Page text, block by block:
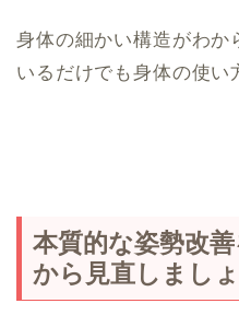
身体の細かい構造がわか
いるだけでも身体の使い
本質的な姿勢改
から見直しまし